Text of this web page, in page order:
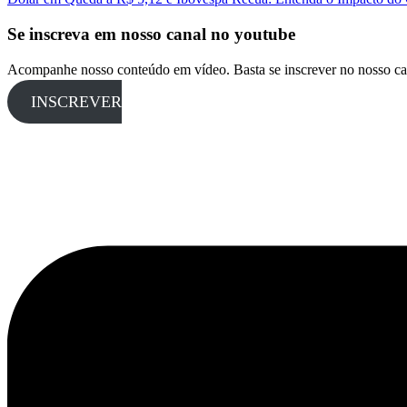
Se inscreva em nosso canal no youtube
Acompanhe nosso conteúdo em vídeo. Basta se inscrever no nosso
INSCREVER